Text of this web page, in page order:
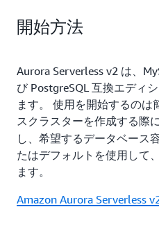
の容量はアプリケーショ
のデータベースを手動で
した。グローバルデータ
どの機能により、高可用
きます。
れたデータベースのモニ
あります。Aurora
SaaS ベンダーは、プロ
コストを気にすることな
Aurora データベースクラ
グできます。データベー
は自動的にシャットダウ
化するアプリケーション
スの容量を即座に調整し
スループットを向上させ
ンスタンスが多すぎたり
が増加したり、規模が制
Serverless v2 を使用する
を複数の Aurora インス
が必要に応じて容量を即
ようにします。ダウンタ
の容量をシームレスに調
サポートに必要な容量の
開始方法
Aurora Serverless v2 は、
び PostgreSQL 互換エディ
ます。 使用を開始するのは
スクラスターを作成する際
し、希望するデータベース
たはデフォルトを使用して
ます。
Amazon Aurora Serverless